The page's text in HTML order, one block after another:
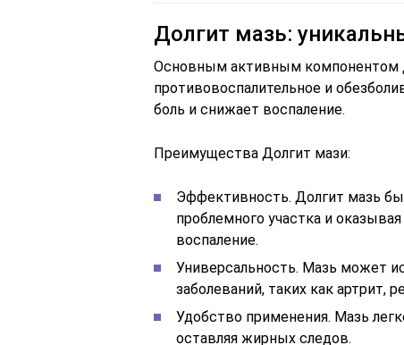
Долгит мазь:
Основным активным компонентом
противовоспалительное и
боль и снижает воспаление.
Преимущества Долгит мази:
Эффективность. Долгит мазь
проблемного участка и
воспаление.
Универсальность. Мазь может
заболеваний, таких как артрит,
Удобство применения. Мазь
оставляя жирных следов.